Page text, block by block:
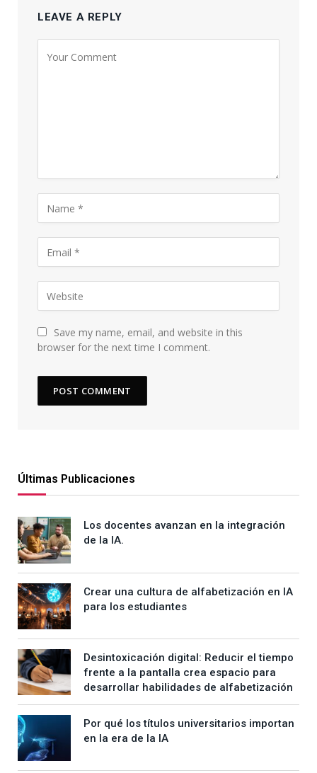
LEAVE A REPLY
Save my name, email, and website in this
browser for the next time I comment.
Últimas Publicaciones
Los docentes avanzan en la integración
de la IA.
Crear una cultura de alfabetización en IA
para los estudiantes
Desintoxicación digital: Reducir el tiempo
frente a la pantalla crea espacio para
desarrollar habilidades de alfabetización
Por qué los títulos universitarios importan
en la era de la IA